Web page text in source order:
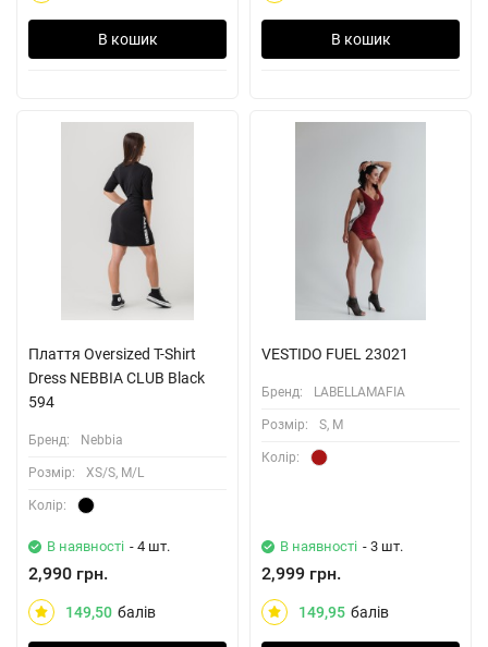
В кошик В кошик
Плаття Oversized T-Shirt
Dress NEBBIA CLUB Black
594
Бренд: Nebbia
Розмiр: XS/S, M/L
Колiр:
В наявності - 4 шт.
2,990 грн.
149,50 балів
VESTIDO FUEL 23021
Бренд: LABELLAMAFIA
Розмiр: S, M
Колiр:
В наявності - 3 шт.
2,999 грн.
149,95 балів